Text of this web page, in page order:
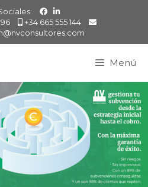
+34 665 555 144
Menú